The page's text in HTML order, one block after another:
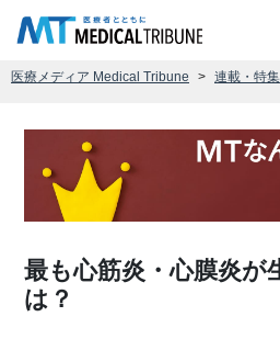
医療メディア Medical Tribune 連載・特集
最も心筋炎・心膜炎が
は？